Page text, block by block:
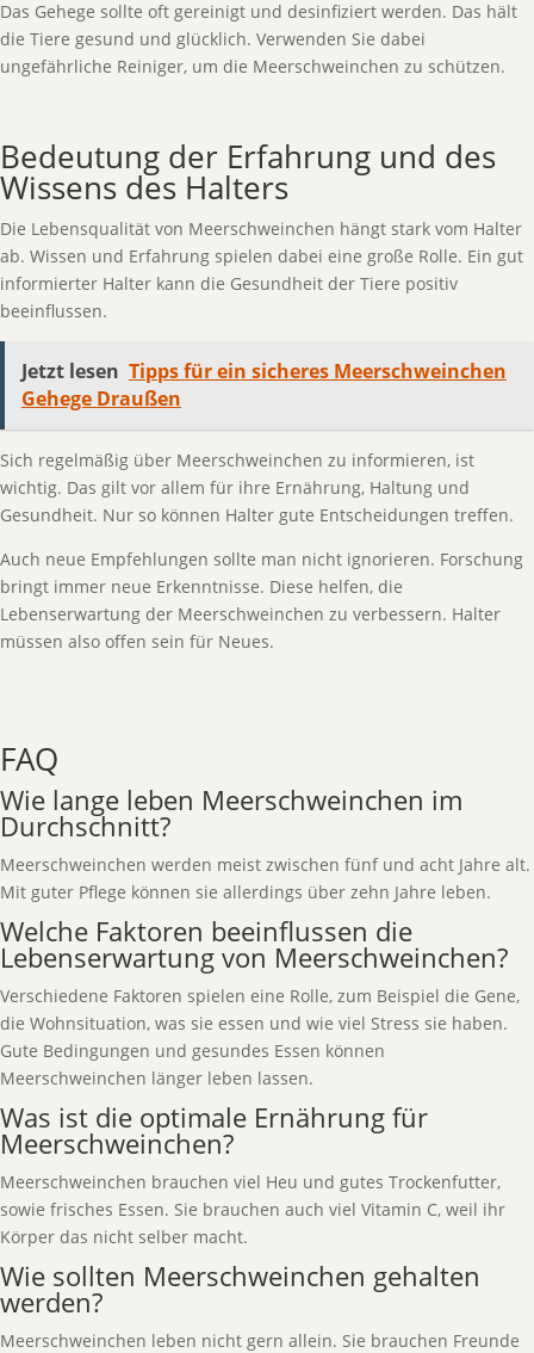
Das Gehege sollte oft gereinigt und desinfiziert werden. Das hält
die Tiere gesund und glücklich. Verwenden Sie dabei
ungefährliche Reiniger, um die Meerschweinchen zu schützen.
Bedeutung der Erfahrung und des
Wissens des Halters
Die Lebensqualität von Meerschweinchen hängt stark vom Halter
ab. Wissen und Erfahrung spielen dabei eine große Rolle. Ein gut
informierter Halter kann die Gesundheit der Tiere positiv
beeinflussen.
Jetzt lesen Tipps für ein sicheres Meerschweinchen
Gehege Draußen
Sich regelmäßig über Meerschweinchen zu informieren, ist
wichtig. Das gilt vor allem für ihre Ernährung, Haltung und
Gesundheit. Nur so können Halter gute Entscheidungen treffen.
Auch neue Empfehlungen sollte man nicht ignorieren. Forschung
bringt immer neue Erkenntnisse. Diese helfen, die
Lebenserwartung der Meerschweinchen zu verbessern. Halter
müssen also offen sein für Neues.
FAQ
Wie lange leben Meerschweinchen im
Durchschnitt?
Meerschweinchen werden meist zwischen fünf und acht Jahre alt.
Mit guter Pflege können sie allerdings über zehn Jahre leben.
Welche Faktoren beeinflussen die
Lebenserwartung von Meerschweinchen?
Verschiedene Faktoren spielen eine Rolle, zum Beispiel die Gene,
die Wohnsituation, was sie essen und wie viel Stress sie haben.
Gute Bedingungen und gesundes Essen können
Meerschweinchen länger leben lassen.
Was ist die optimale Ernährung für
Meerschweinchen?
Meerschweinchen brauchen viel Heu und gutes Trockenfutter,
sowie frisches Essen. Sie brauchen auch viel Vitamin C, weil ihr
Körper das nicht selber macht.
Wie sollten Meerschweinchen gehalten
werden?
Meerschweinchen leben nicht gern allein. Sie brauchen Freunde